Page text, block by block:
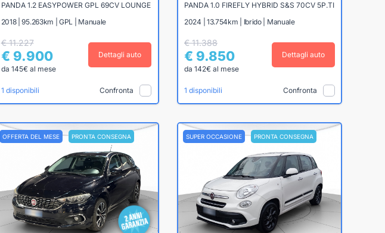
PANDA 1.2 EASYPOWER GPL 69CV LOUNGE
2018 | 95.263km | GPL | Manuale
€ 11.227
€ 9.900
da 145€ al mese
Dettagli auto
1 disponibili Confronta
PANDA 1.0 FIREFLY HYBRID S&S 70CV 5P.TI
2024 | 13.754km | Ibrido | Manuale
€ 11.388
€ 9.850
da 142€ al mese
Dettagli auto
1 disponibili Confronta
OFFERTA DEL MESE PRONTA CONSEGNA SUPER OCCASIONE PRONTA CONSEGNA